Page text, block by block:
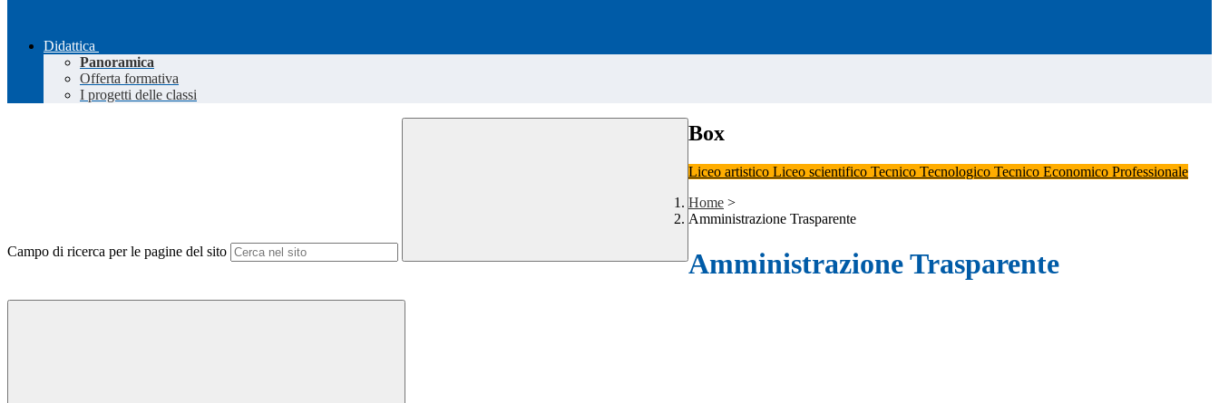
Didattica
Panoramica
Offerta formativa
I progetti delle classi
Campo di ricerca per le pagine del sito
Box
Liceo artistico Liceo scientifico Tecnico Tecnologico Tecnico Economico Professionale
Home >
Amministrazione Trasparente
Amministrazione Trasparente